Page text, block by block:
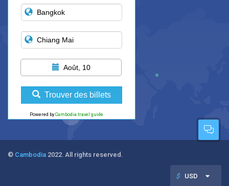
Août, 10
Trouver des billets
Powered by Cambodia travel guide
© Cambodia 2022. All rights reserved.
$ USD